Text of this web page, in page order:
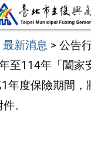
最新消息 > 公告
至114年「闔家
年度保險期間，
。